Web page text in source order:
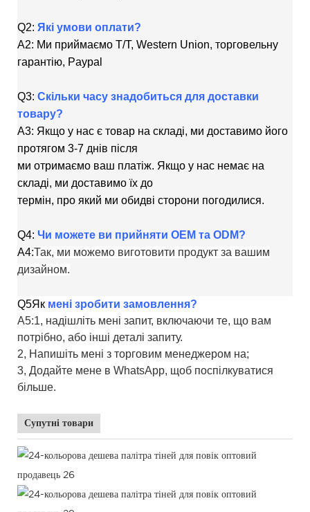
Q2: Які умови оплати?
A2: Ми приймаємо T/T, Western Union, торговельну
гарантію, Paypal
Q3: Скільки часу знадобиться для доставки
товару?
A3: Якщо у нас є товар на складі, ми доставимо його
протягом 3-7 днів після
ми отримаємо ваш платіж. Якщо у нас немає на
складі, ми доставимо їх до
термін, про який ми обидві сторони погодилися.
Q4: Чи можете ви прийняти OEM та ODM?
A4:Так, ми можемо виготовити продукт за вашим
дизайном.
Q5Як мені зробити замовлення?
A5:1, надішліть мені запит, включаючи те, що вам
потрібно, або інші деталі запиту.
2, Напишіть мені з торговим менеджером на;
3, Додайте мене в WhatsApp, щоб поспілкуватися
більше.
Супутні товари